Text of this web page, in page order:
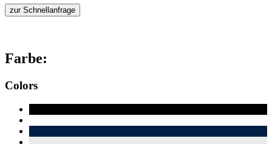
zur Schnellanfrage
Farbe:
Colors